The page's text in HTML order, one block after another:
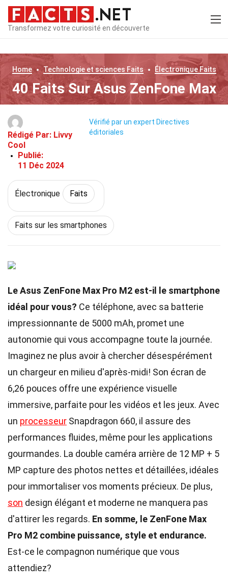
Transformez votre curiosité en découverte
Home Technologie et sciences Faits ÉlectroniqueFaits
40 Faits Sur Asus ZenFone Max
Rédigé Par: Livvy
Cool
Publié:
11 Déc 2024
Vérifié par un expert Directives
éditoriales
Électronique Faits
Faits sur les smartphones
Le Asus ZenFone Max Pro M2 est-il le smartphone
idéal pour vous? Ce téléphone, avec sa batterie
impressionnante de 5000 mAh, promet une
autonomie qui vous accompagne toute la journée.
Imaginez ne plus avoir à chercher désespérément
un chargeur en milieu d'après-midi! Son écran de
6,26 pouces offre une expérience visuelle
immersive, parfaite pour les vidéos et les jeux. Avec
un processeur Snapdragon 660, il assure des
performances fluides, même pour les applications
gourmandes. La double caméra arrière de 12 MP + 5
MP capture des photos nettes et détaillées, idéales
pour immortaliser vos moments précieux. De plus,
son design élégant et moderne ne manquera pas
d'attirer les regards. En somme, le ZenFone Max
Pro M2 combine puissance, style et endurance.
Est-ce le compagnon numérique que vous
attendiez?